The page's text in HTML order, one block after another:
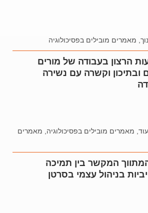
, מאמרים מובילים בפסיכולוגיה
הרצון בעבודה של מורים
ובתיכון וקשרה עם נשירה
, מאמרים מובילים בפסיכולוגיה, מאמרים
המקשר בין תמיכה
בניהול עצמי בסרטן